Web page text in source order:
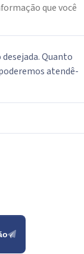
Quanto
atendê-